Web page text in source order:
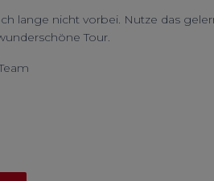
lange nicht vorbei. Nutze das
Tour.